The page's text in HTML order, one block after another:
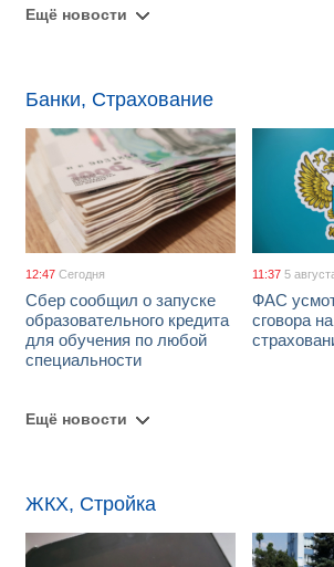
Ещё новости
Банки, Страхование
12:47 Сегодня
Сбер сообщил о запуске
образовательного кредита
для обучения по любой
специальности
11:37 5
ФАС
сговора
Ещё новости
ЖКХ, Стройка